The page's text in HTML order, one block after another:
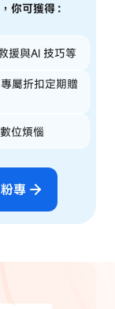
，你可獲得：
援與AI 技巧等
屬折扣定期贈
位煩惱
專